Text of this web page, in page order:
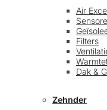
Air
Filters
Dak &
Zehnder